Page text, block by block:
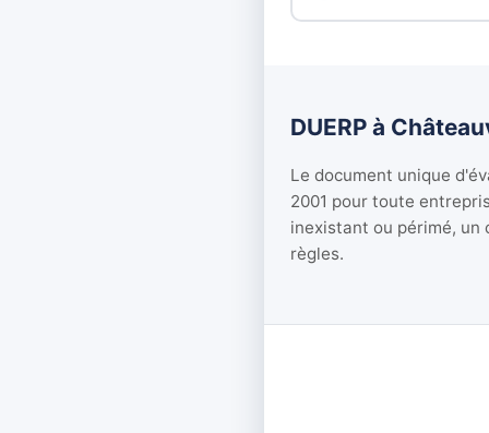
DUERP à
Le document unique
2001 pour toute
inexistant ou périmé, un
règles.